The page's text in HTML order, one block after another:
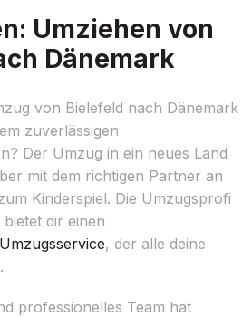
Umziehen von
Dänemark
von Bielefeld nach Dänemark
zuverlässigen
Der Umzug in ein neues Land
mit dem richtigen Partner an
Kinderspiel. Die Umzugsprofi
dir einen
Umzugsservice, der alle deine
professionelles Team hat